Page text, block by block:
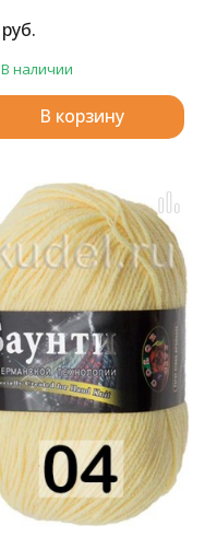
руб.
В наличии
В корзину